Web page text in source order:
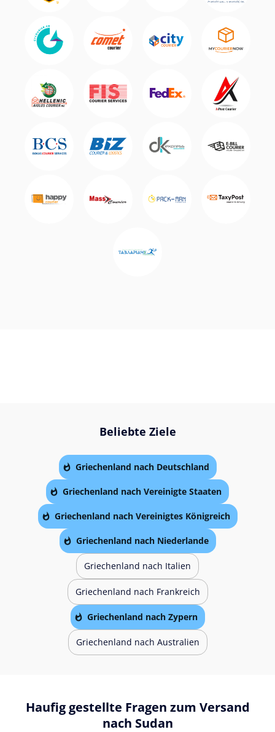
Beliebte Ziele
Griechenland nach Deutschland
Griechenland nach Vereinigte Staaten
Griechenland nach Vereinigtes Königreich
Griechenland nach Niederlande
Griechenland nach Italien
Griechenland nach Frankreich
Griechenland nach Zypern
Griechenland nach Australien
Haufig gestellte Fragen zum Versand
nach Sudan